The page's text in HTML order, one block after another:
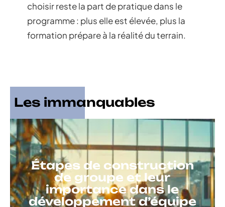
choisir reste la part de pratique dans le
programme : plus elle est élevée, plus la
formation prépare à la réalité du terrain.
Les immanquables
Étapes de construction
de groupe et leur
importance dans le
développement d’équipe